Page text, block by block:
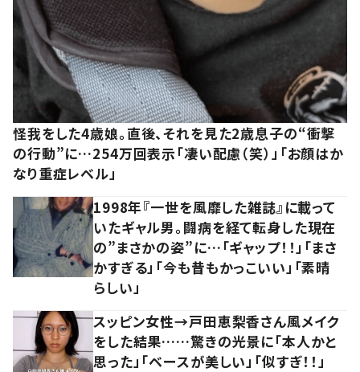
怪我をした4歳娘。直後、それを見た2歳息子の“衝撃
の行動”に…254万回表示「凄い配慮（笑）」「お顔はか
なり重症レベル」
1998年『一世を風靡した雑誌』に載って
いたギャル男。闘病を経て転身した現在
の”まさかの姿”に…「ギャップ！！」「まさ
かすぎる」「今も昔もかっこいい」「素晴
らしい」
スッピン女性→戸田恵梨香さん風メイク
をした結果……驚きの光景に「本人かと
思った」「ベースが美しい」「似すぎ！！」